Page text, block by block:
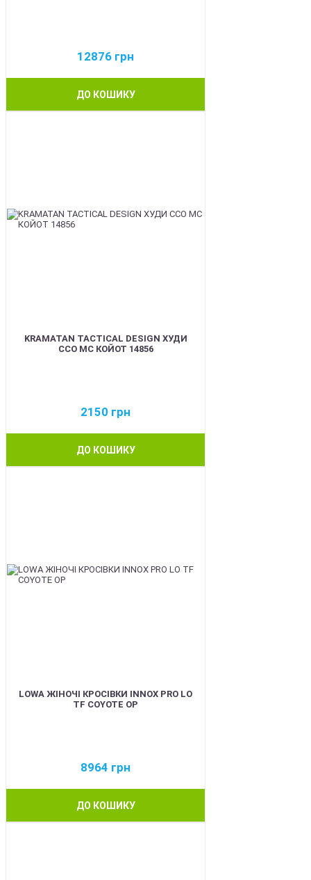
12876 грн
ДО КОШИКУ
KRAMATAN TACTICAL DESIGN ХУДИ
ССО МС КОЙОТ 14856
2150 грн
ДО КОШИКУ
LOWA ЖІНОЧІ КРОСІВКИ INNOX PRO LO
TF COYOTE OP
8964 грн
ДО КОШИКУ